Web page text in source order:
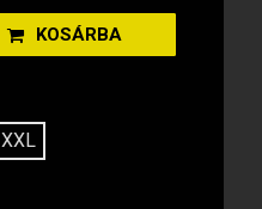
KOSÁRBA
XXL